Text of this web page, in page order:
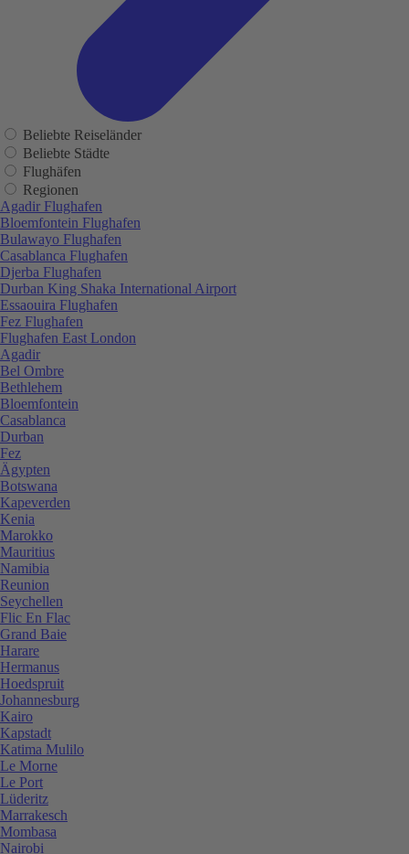
Beliebte Reiseländer
Beliebte Städte
Flughäfen
Regionen
Agadir Flughafen
Bloemfontein Flughafen
Bulawayo Flughafen
Casablanca Flughafen
Djerba Flughafen
Durban King Shaka International Airport
Essaouira Flughafen
Fez Flughafen
Flughafen East London
Agadir
Bel Ombre
Bethlehem
Bloemfontein
Casablanca
Durban
Fez
Ägypten
Botswana
Kapeverden
Kenia
Marokko
Mauritius
Namibia
Reunion
Seychellen
Flic En Flac
Grand Baie
Harare
Hermanus
Hoedspruit
Johannesburg
Kairo
Kapstadt
Katima Mulilo
Le Morne
Le Port
Lüderitz
Marrakesch
Mombasa
Nairobi